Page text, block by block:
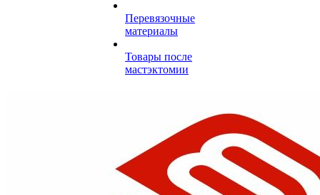
Перевязочные
материалы
Товары после
мастэктомии